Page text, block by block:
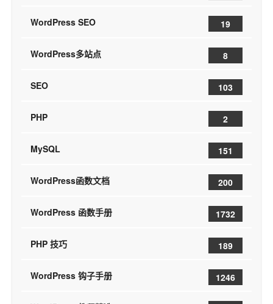
WordPress SEO 19
WordPress多站点 8
SEO 103
PHP 2
MySQL 151
WordPress函数文档 200
WordPress 函数手册 1732
PHP 技巧 189
WordPress 钩子手册 1246